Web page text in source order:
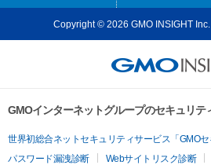
Copyright © 2026 GMO INSIGHT
GMOインターネットグループのセキュリテ
世界初総合ネットセキュリティサービス「GMOセ
パスワード漏洩診断
Webサイトリスク診断